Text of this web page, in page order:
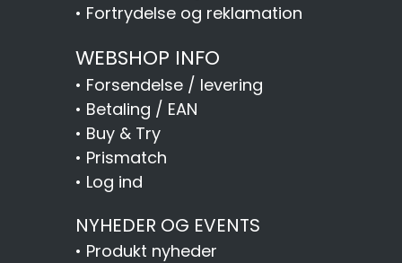
• Fortrydelse og reklamation
WEBSHOP INFO
• Forsendelse / levering
• Betaling / EAN
• Buy & Try
• Prismatch
• Log ind
NYHEDER OG EVENTS
• Produkt nyheder